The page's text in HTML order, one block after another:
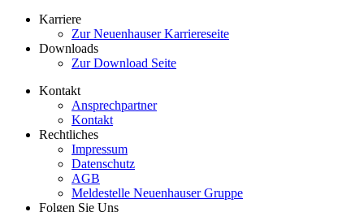
Karriere
Zur Neuenhauser Karriereseite
Downloads
Zur Download Seite
Kontakt
Ansprechpartner
Kontakt
Rechtliches
Impressum
Datenschutz
AGB
Meldestelle Neuenhauser Gruppe
Folgen Sie Uns